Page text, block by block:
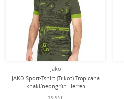
Jako
JAKO Sport-Tshirt (Trikot) Tropicana
khaki/neongrün Herren
19,95€